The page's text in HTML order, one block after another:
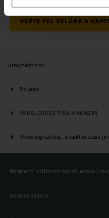
VEGYE FEL VELÜNK A
Jungheinrich
Rólunk
OKOSLOGISZTIKA MAGAZIN
Okoslogisztika, a raktározás
Központi vállalati oldal:
Adatvédelem